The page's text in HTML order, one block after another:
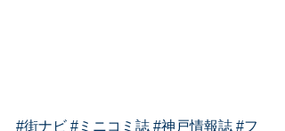
#街ナビ #ミニコミ誌 #神戸情報誌 #フ